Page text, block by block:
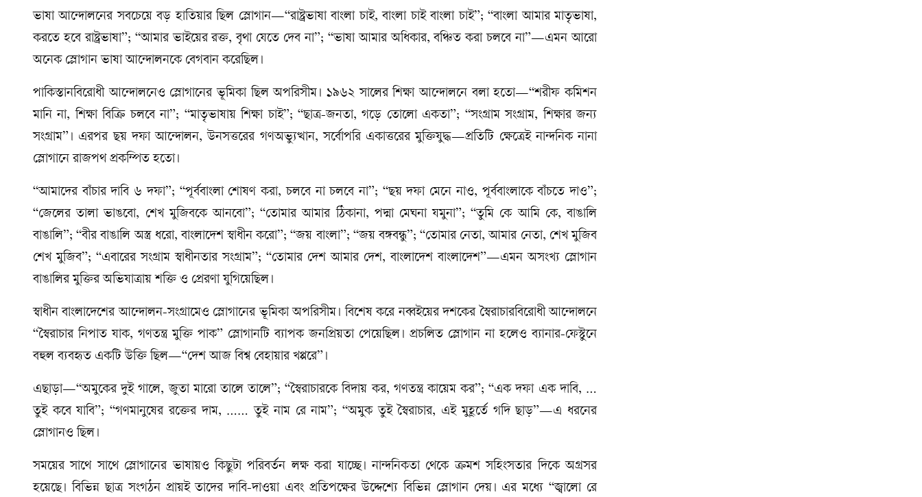
ভাষা আন্দোলনের সবচেয়ে বড় হাতিয়ার ছিল স্লোগান—“রাষ্ট্রভাষা বাংলা চাই, বাংলা চাই বাংলা চাই”; “বাংলা আমার মাতৃভাষা,
করতে হবে রাষ্ট্রভাষা”; “আমার ভাইয়ের রক্ত, বৃথা যেতে দেব না”; “ভাষা আমার অধিকার, বঞ্চিত করা চলবে না”—এমন আরো
অনেক স্লোগান ভাষা আন্দোলনকে বেগবান করেছিল।
পাকিস্তানবিরোধী আন্দোলনেও স্লোগানের ভূমিকা ছিল অপরিসীম। ১৯৬২ সালের শিক্ষা আন্দোলনে বলা হতো—“শরীফ কমিশন
মানি না, শিক্ষা বিক্রি চলবে না”; “মাতৃভাষায় শিক্ষা চাই”; “ছাত্র-জনতা, গড়ে তোলো একতা”; “সংগ্রাম সংগ্রাম, শিক্ষার জন্য
সংগ্রাম”। এরপর ছয় দফা আন্দোলন, উনসত্তরের গণঅভ্যুত্থান, সর্বোপরি একাত্তরের মুক্তিযুদ্ধ—প্রতিটি ক্ষেত্রেই নান্দনিক নানা
স্লোগানে রাজপথ প্রকম্পিত হতো।
“আমাদের বাঁচার দাবি ৬ দফা”; “পূর্ববাংলা শোষণ করা, চলবে না চলবে না”; “ছয় দফা মেনে নাও, পূর্ববাংলাকে বাঁচতে দাও”;
“জেলের তালা ভাঙবো, শেখ মুজিবকে আনবো”; “তোমার আমার ঠিকানা, পদ্মা মেঘনা যমুনা”; “তুমি কে আমি কে, বাঙালি
বাঙালি”; “বীর বাঙালি অস্ত্র ধরো, বাংলাদেশ স্বাধীন করো”; “জয় বাংলা”; “জয় বঙ্গবন্ধু”; “তোমার নেতা, আমার নেতা, শেখ মুজিব
শেখ মুজিব”; “এবারের সংগ্রাম স্বাধীনতার সংগ্রাম”; “তোমার দেশ আমার দেশ, বাংলাদেশ বাংলাদেশ”—এমন অসংখ্য স্লোগান
বাঙালির মুক্তির অভিযাত্রায় শক্তি ও প্রেরণা যুগিয়েছিল।
স্বাধীন বাংলাদেশের আন্দোলন-সংগ্রামেও স্লোগানের ভূমিকা অপরিসীম। বিশেষ করে নব্বইয়ের দশকের স্বৈরাচারবিরোধী আন্দোলনে
“স্বৈরাচার নিপাত যাক, গণতন্ত্র মুক্তি পাক” স্লোগানটি ব্যাপক জনপ্রিয়তা পেয়েছিল। প্রচলিত স্লোগান না হলেও ব্যানার-ফেস্টুনে
বহুল ব্যবহৃত একটি উক্তি ছিল—“দেশ আজ বিশ্ব বেহায়ার খপ্পরে”।
এছাড়া—“অমুকের দুই গালে, জুতা মারো তালে তালে”; “স্বৈরাচারকে বিদায় কর, গণতন্ত্র কায়েম কর”; “এক দফা এক দাবি, …
তুই কবে যাবি”; “গণমানুষের রক্তের দাম, …… তুই নাম রে নাম”; “অমুক তুই স্বৈরাচার, এই মুহূর্তে গদি ছাড়”—এ ধরনের
স্লোগানও ছিল।
সময়ের সাথে সাথে স্লোগানের ভাষায়ও কিছুটা পরিবর্তন লক্ষ করা যাচ্ছে। নান্দনিকতা থেকে ক্রমশ সহিংসতার দিকে অগ্রসর
হয়েছে। বিভিন্ন ছাত্র সংগঠন প্রায়ই তাদের দাবি-দাওয়া এবং প্রতিপক্ষের উদ্দেশ্যে বিভিন্ন স্লোগান দেয়। এর মধ্যে “জ্বালো রে